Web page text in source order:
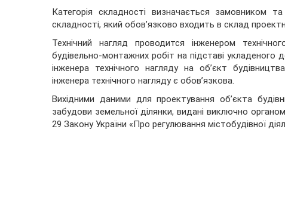
Категорія складності визначається замовником
складності, який обов’язково входить в склад
Технічний нагляд проводится інженером
будівельно-монтажних робіт на підставі
інженера технічного нагляду на об’єкт
інженера технічного нагляду є обов’язкова.
Вихідними даними для проектування об’єкта
забудови земельної ділянки, видані виключно
29 Закону України «Про регулювання містобудівної